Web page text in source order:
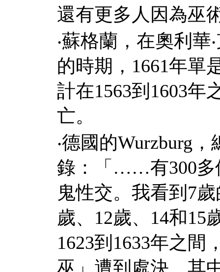
還有更多人因為巫
‧蘇格蘭，在奧利華‧
的時期， 1661年單
計在1563到1603年
亡。
‧德國的Wurzburg
錄：「 ……有300
鬼性交。我看到7
歲、 12歲、 14和15
1623到1633年之間
巫」遭到處決。其